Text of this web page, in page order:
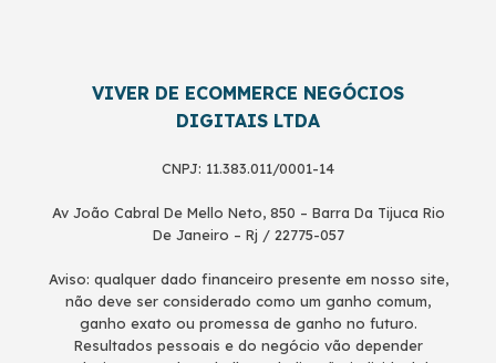
VIVER DE ECOMMERCE NEGÓCIOS
DIGITAIS LTDA
CNPJ: 11.383.011/0001-14
Av João Cabral De Mello Neto, 850 – Barra Da Tijuca Rio
De Janeiro – Rj / 22775-057
Aviso: qualquer dado financeiro presente em nosso site,
não deve ser considerado como um ganho comum,
ganho exato ou promessa de ganho no futuro.
Resultados pessoais e do negócio vão depender